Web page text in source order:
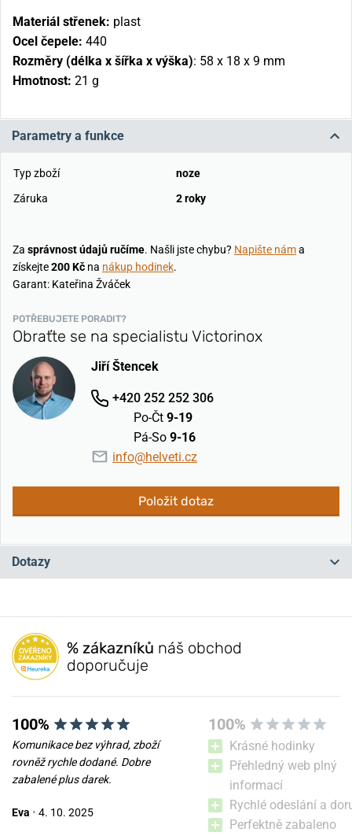
Materiál střenek: plast
Ocel čepele: 440
Rozměry (délka x šířka x výška): 58 x 18 x 9 mm
Hmotnost: 21 g
Parametry a funkce
Typ zboží
noze
Záruka
2 roky
Za správnost údajů ručíme. Našli jste chybu? Napište náma
získejte200 Kč na nákup hodinek.
Garant: Kateřina Žváček
POTŘEBUJETE PORADIT?
Obraťte se na specialistu Victorinox
Jiří Štencek
+420 252 252 306
Po-Čt 9-19
Pá-So 9-16
info@helveti.cz
Položit dotaz
Dotazy
Máte otázku? Zanechte nám komentář
Přidat dotaz
% zákazníků náš obchod
doporučuje
100%
Komunikace bez výhrad, zboží
rovněž rychle dodané. Dobre
zabalené plus darek.
Eva • 4. 10. 2025
100%
Krásné hodinky
Přehledný web plný
informací
Rychlé odeslání a
Perfektně zabaleno